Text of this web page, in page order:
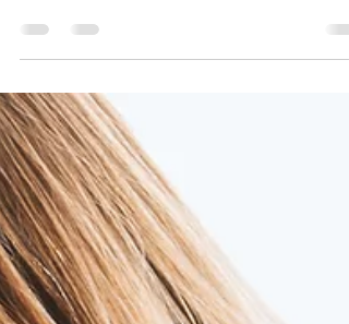
maravilhas dos 26 estados brasileiros e
Distrito Federal